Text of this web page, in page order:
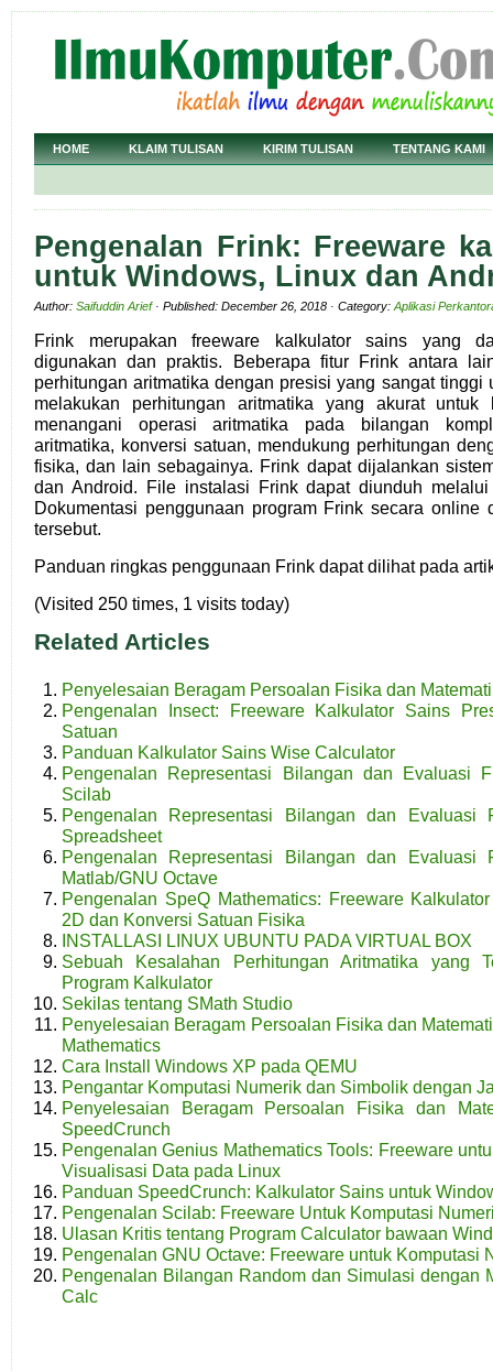
HOME KLAIM TULISAN KIRIM TULISAN TENTANG KAMI
Pengenalan Frink: Freeware
untuk Windows, Linux dan
Author: Saifuddin Arief· Published: December 26, 2018 · Category: Aplikasi
Frink merupakan freeware kalkulator sains yang
digunakan dan praktis. Beberapa fitur Frink antara
perhitungan aritmatika dengan presisi yang sangat tinggi
melakukan perhitungan aritmatika yang akurat untuk
menangani operasi aritmatika pada bilangan
aritmatika, konversi satuan, mendukung perhitungan
fisika, dan lain sebagainya. Frink dapat dijalankan
dan Android. File instalasi Frink dapat diunduh
Dokumentasi penggunaan program Frink secara online
tersebut.
Panduan ringkas penggunaan Frink dapat dilihat pada
(Visited 250 times, 1 visits today)
Related Articles
Penyelesaian Beragam Persoalan Fisika dan
Pengenalan Insect: Freeware Kalkulator Sains
Satuan
Panduan Kalkulator Sains Wise Calculator
Pengenalan Representasi Bilangan dan Evaluasi
Scilab
Pengenalan Representasi Bilangan dan Evaluasi
Spreadsheet
Pengenalan Representasi Bilangan dan Evaluasi
Matlab/GNU Octave
Pengenalan SpeQ Mathematics: Freeware
2D dan Konversi Satuan Fisika
INSTALLASI LINUX UBUNTU PADA VIRTUAL BOX
Sebuah Kesalahan Perhitungan Aritmatika yang
Program Kalkulator
Sekilas tentang SMath Studio
Penyelesaian Beragam Persoalan Fisika dan
Mathematics
Cara Install Windows XP pada QEMU
Pengantar Komputasi Numerik dan Simbolik dengan
Penyelesaian Beragam Persoalan Fisika dan
SpeedCrunch
Pengenalan Genius Mathematics Tools: Freeware
Visualisasi Data pada Linux
Panduan SpeedCrunch: Kalkulator Sains untuk
Pengenalan Scilab: Freeware Untuk Komputasi
Ulasan Kritis tentang Program Calculator bawaan
Pengenalan GNU Octave: Freeware untuk Komputasi
Pengenalan Bilangan Random dan Simulasi dengan
Calc